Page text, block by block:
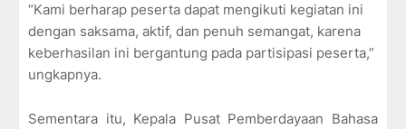
“Kami berharap peserta dapat mengikuti kegiatan ini
dengan saksama, aktif, dan penuh semangat, karena
keberhasilan ini bergantung pada partisipasi peserta,”
ungkapnya.
Sementara itu, Kepala Pusat Pemberdayaan Bahasa